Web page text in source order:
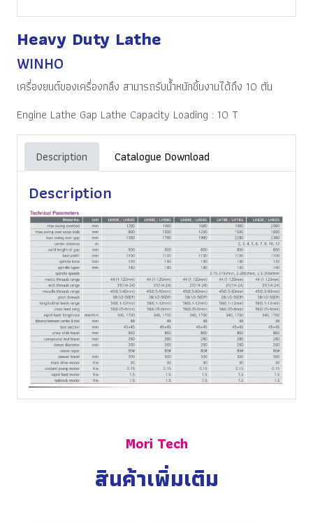
Heavy Duty Lathe
WINHO
เครื่องยนต์ของเครื่องกลึง สามารถรับน้ำหนักชิ้นงานได้ถึง 10 ตัน
Engine Lathe Gap Lathe Capacity Loading : 10 T
Description Catalogue Download
Description
Mori Tech
สินค้าเพิ่มเติม